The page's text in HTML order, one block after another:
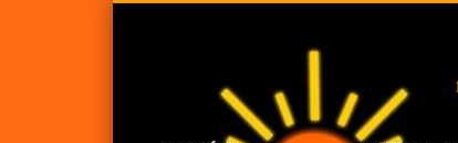
ONGD que ayuda a Perú